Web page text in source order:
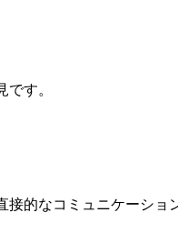
す。
的なコミュニケーショ